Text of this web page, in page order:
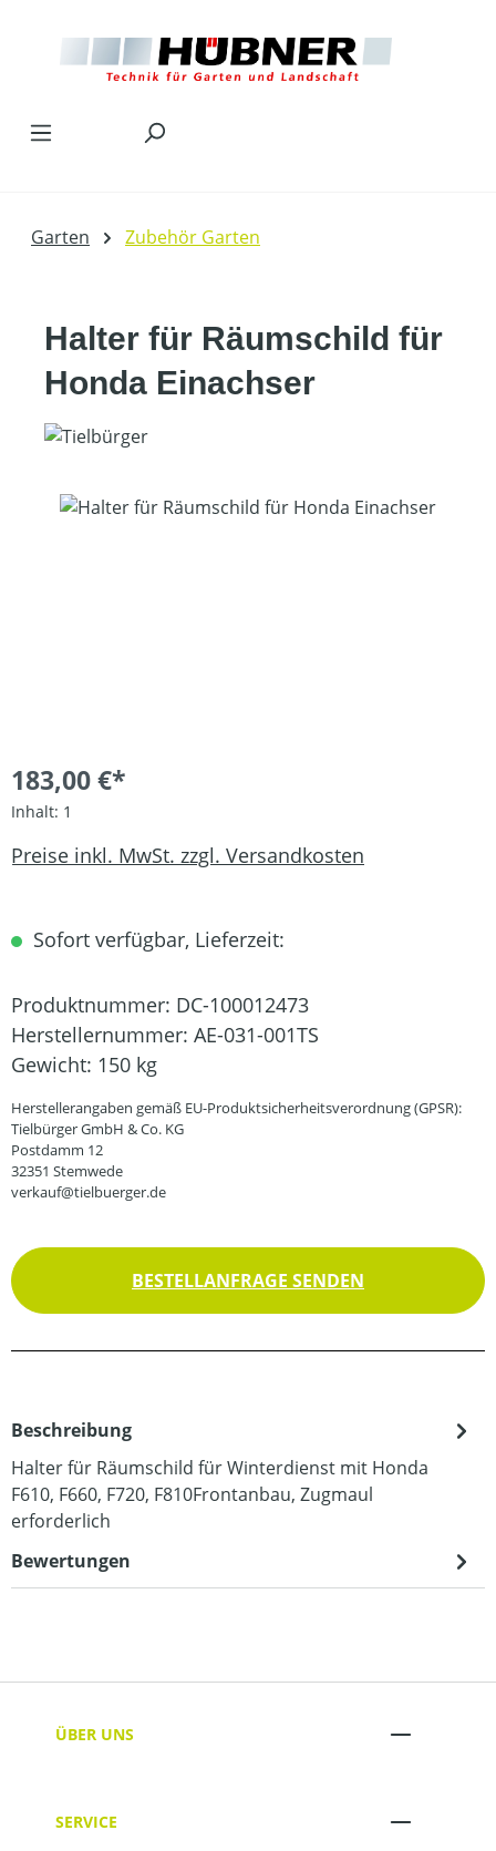
Garten Zubehör Garten
Halter für Räumschild für
Honda Einachser
Bildergalerie überspringen
183,00 €*
Inhalt: 1
Preise inkl. MwSt. zzgl. Versandkosten
Sofort verfügbar, Lieferzeit:
Produktnummer: DC-100012473
Herstellernummer: AE-031-001TS
Gewicht: 150 kg
Herstellerangaben gemäß EU-Produktsicherheitsverordnung (GPSR):
Tielbürger GmbH & Co. KG
Postdamm 12
32351 Stemwede
verkauf@tielbuerger.de
BESTELLANFRAGE SENDEN
Beschreibung
Halter für Räumschild für Winterdienst mit Honda
F610, F660, F720, F810Frontanbau, Zugmaul
erforderlich
Bewertungen
ÜBER UNS
SERVICE